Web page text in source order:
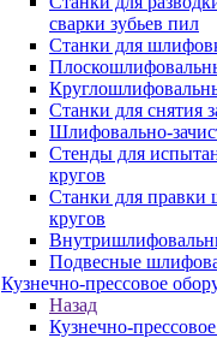
сварки зубьев пил
Станки для
Станки для снятия
Шлифовально-
Стенды для
кругов
Станки для правки
кругов
Подвесные
Кузнечно-прессовое
Назад
Кузнечно-